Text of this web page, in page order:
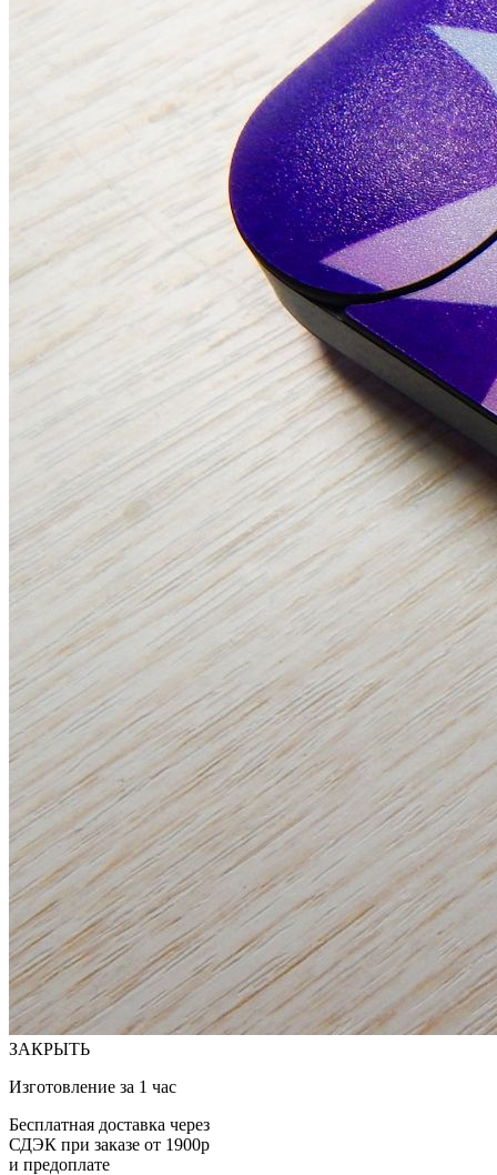
ЗАКРЫТЬ
Изготовление за 1 час
Бесплатная доставка через
СДЭК при заказе от 1900р
и предоплате